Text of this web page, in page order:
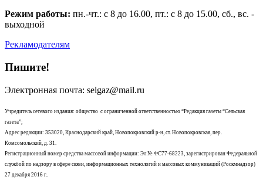
Режим работы: пн.-чт.: с 8 до 16.00, пт.: с 8 до 15.00, сб., вс. -
выходной
Рекламодателям
Пишите!
Электронная почта: selgaz@mail.ru
Учредитель сетевого издания: общество с ограниченной ответственностью “Редакция газеты “Сельская
газета”;
Адрес редакции: 353020, Краснодарский край, Новопокровский р-н, ст. Новопокровская, пер.
Комсомольский, д. 31.
Регистрационный номер средства массовой информации: Эл № ФС77-68223, зарегистрирован Федеральной
службой по надзору в сфере связи, информационных технологий и массовых коммуникаций (Роскмнадзор)
27 декабря 2016 г..